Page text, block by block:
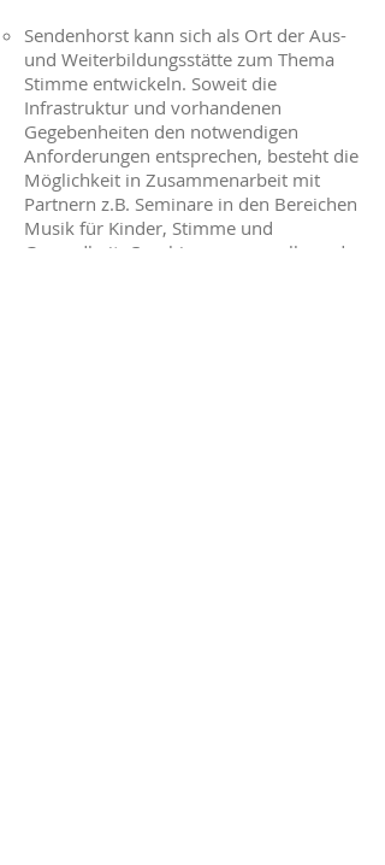
Sendenhorst kann sich als Ort der Aus-
und Weiterbildungsstätte zum Thema
Stimme entwickeln. Soweit die
Infrastruktur und vorhandenen
Gegebenheiten den notwendigen
Anforderungen entsprechen, besteht die
Möglichkeit in Zusammenarbeit mit
Partnern z.B. Seminare in den Bereichen
Musik für Kinder, Stimme und
Gesundheit, Coaching, a - cappella und